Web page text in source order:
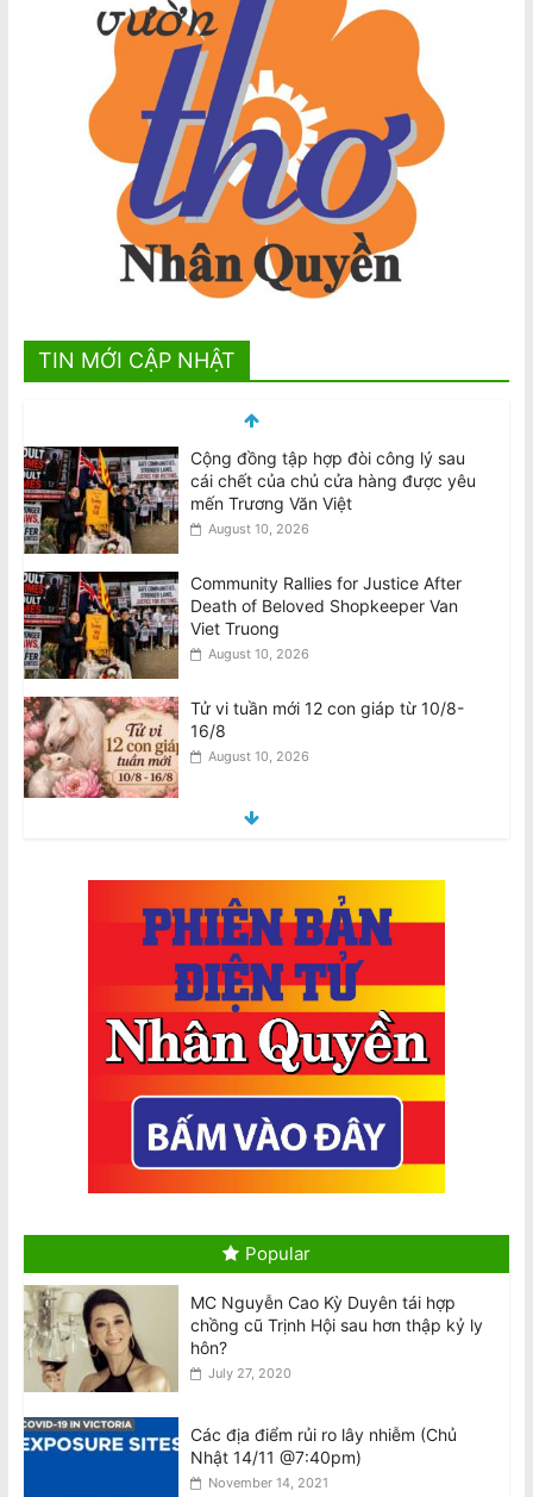
TIN MỚI CẬP NHẬT
Community Rallies for Justice After
Death of Beloved Shopkeeper Van
Viet Truong
August 10, 2026
Tử vi tuần mới 12 con giáp từ 10/8-
16/8
August 10, 2026
Tử vi tuần mới 12 cung hoàng đạo
10/8-16/8
August 10, 2026
Úc chi $736 triệu mua 450 tên lửa
2026 Census là Bắt buộc: Có thể Phạt
$364 mỗi ngày nếu Không Hoàn
Thành, $3640 nếu Khai Sai
August 10, 2026
2026 Census Is Compulsory: $364
Daily Fine for Failure to Complete,
$3640 Penalty for False Information
August 10, 2026
Hai máy bay Jetstar và Qatar suýt va
August 10, 2026
Tô Lâm dự Diễn đàn Tech Connect tại
Sydney, đối mặt các cuộc biểu tình
khắp Úc
Tổng Bí thư kiêm Chủ tịch nước Tô
Lâm đến Sydney tối 9/8, bắt đầu
chuyến thăm Úc
Popular
MC Nguyễn Cao Kỳ Duyên tái hợp
chồng cũ Trịnh Hội sau hơn thập kỷ ly
hôn?
July 27, 2020
Các địa điểm rủi ro lây nhiễm (Chủ
Nhật 14/11 @7:40pm)
November 14, 2021